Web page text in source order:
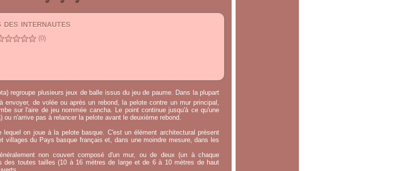
des internautes
(0)
regroupe plusieurs jeux de balle issus du jeu de paume. Dans la plupart
envoyer, de volée ou après un rebond, la pelote contre un mur principal,
sur l'aire de jeu nommée cancha. Le point continue jusqu'à ce qu'une
ou n'arrive pas à relancer la pelote avant le deuxième rebond.
on joue à la pelote basque. C'est un élément architectural présent
villages du Pays basque français et, dans une moindre mesure, dans les
non couvert composé d'un mur, ou de deux (un à chaque
des toutes tailles (10 à 16 mètres de large et de 6 à 10 mètres de haut